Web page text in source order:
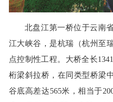
北盘江第一桥位于云南
江大峡谷，是杭瑞（杭州至
点控制性工程。大桥全长
桁梁斜拉桥，在同类型桥梁
谷底高差达565米，相当于